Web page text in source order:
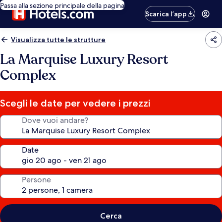
Passa alla sezione principale della pagina
Scarica l’app
Visualizza tutte le strutture
La Marquise Luxury Resort
Complex
Scegli le date per vedere i prezzi
Dove vuoi andare?
Date
Persone
Cerca